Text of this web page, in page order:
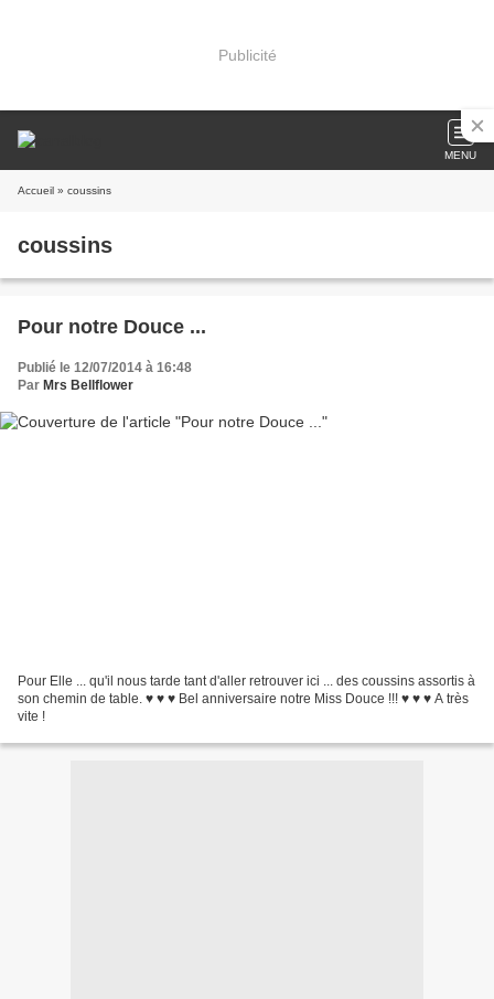
Publicité
MENU
Accueil » coussins
coussins
Pour notre Douce ...
Publié le 12/07/2014 à 16:48
Par Mrs Bellflower
Pour Elle ... qu'il nous tarde tant d'aller retrouver ici ... des coussins assortis à
son chemin de table. ♥ ♥ ♥ Bel anniversaire notre Miss Douce !!! ♥ ♥ ♥ A très
vite !